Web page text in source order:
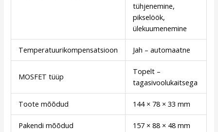
tühjenemine,
pikselöök,
ülekuumenemine
Temperatuurikompensatsioon Jah – automaatne
MOSFET tüüp
Topelt –
tagasivoolukaitsega
Toote mõõdud 144 × 78 × 33 mm
Pakendi mõõdud 157 × 88 × 48 mm